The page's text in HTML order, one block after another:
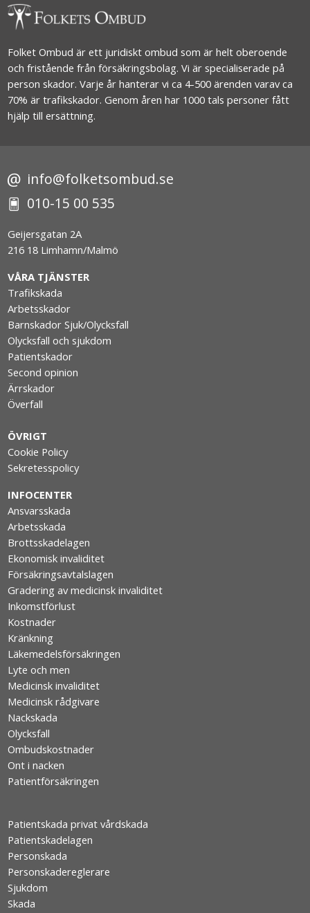
Folket Ombud är ett juridiskt ombud som är helt oberoende
och fristående från försäkringsbolag. Vi är specialiserade på
person skador. Varje år hanterar vi ca 4-500 ärenden varav ca
70% är trafikskador. Genom åren har 1000 tals personer fått
hjälp till ersättning.
info@folketsombud.se
010-15 00 535
Geijersgatan 2A
216 18 Limhamn/Malmö
VÅRA TJÄNSTER
Trafikskada
Arbetsskador
Barnskador Sjuk/Olycksfall
Olycksfall och sjukdom
Patientskador
Second opinion
Ärrskador
Överfall
ÖVRIGT
Cookie Policy
Sekretesspolicy
INFOCENTER
Ansvarsskada
Arbetsskada
Brottsskadelagen
Ekonomisk invaliditet
Försäkringsavtalslagen
Gradering av medicinsk invaliditet
Inkomstförlust
Kostnader
Kränkning
Läkemedelsförsäkringen
Lyte och men
Medicinsk invaliditet
Medicinsk rådgivare
Nackskada
Olycksfall
Ombudskostnader
Ont i nacken
Patientförsäkringen
Patientskada privat vårdskada
Patientskadelagen
Personskada
Personskadereglerare
Sjukdom
Skada